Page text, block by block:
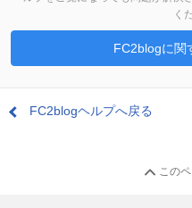
く
FC2blogに関
FC2blogヘルプへ戻る
この